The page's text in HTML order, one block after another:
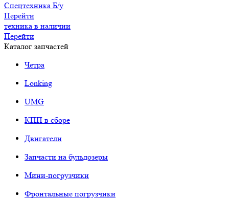
Спецтехника Б/у
Перейти
техника в наличии
Перейти
Каталог запчастей
Четра
Lonking
UMG
КПП в сборе
Двигатели
Запчасти на бульдозеры
Мини-погрузчики
Фронтальные погрузчики